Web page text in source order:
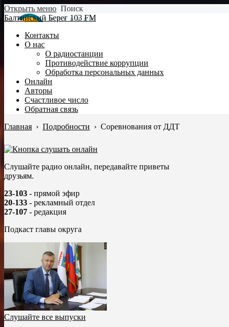
Открыть меню Поиск
Балтийский Берег 103 FM
Контакты
О нас
О радиостанции
Противодействие коррупции
Обработка персональных данных
Онлайн
Авторы
Счастливое число
Обратная связь
Главная › Подробности › Соревнования от ДДТ
Слушайте радио онлайн, передавайте приветы
друзьям.
23-103 - прямой эфир
20-133 - рекламный отдел
27-107 - редакция
Подкаст главы округа
Слушайте все выпуски